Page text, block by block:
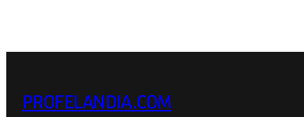
PROFELANDIA.COM